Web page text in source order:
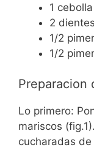
1
2
1/2
1/2
Preparacion
Lo primero:
mariscos
cucharadas